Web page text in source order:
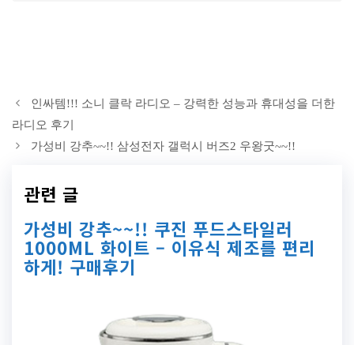
인싸템!!! 소니 클락 라디오 – 강력한 성능과 휴대성을 더한
라디오 후기
가성비 강추~~!! 삼성전자 갤럭시 버즈2 우왕굿~~!!
관련 글
가성비 강추~~!! 쿠진 푸드스타일러
1000ML 화이트 – 이유식 제조를 편리
하게! 구매후기